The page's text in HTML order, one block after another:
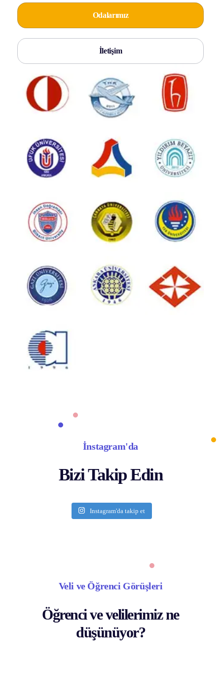
Odalarımız
İletişim
İnstagram'da
Bizi Takip Edin
Instagram'da takip et
Veli ve Öğrenci Görüşleri
Öğrenci ve velilerimiz ne
düşünüyor?